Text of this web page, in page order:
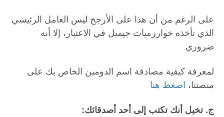
على الرغم من أن هذا على الأرجح ليس العامل الرئيسي
الذي تأخذه خوارزميات جيميل في الاعتبار، إلا أنه
ضروري
لمعرفة كيفية مصادقة اسم الدومين الخاص بك على
منصتنا، اضغط هنا
:ج. تخيل أنك تكتب إلى أحد أصدقائك